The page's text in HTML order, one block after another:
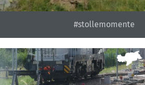
#stollemomente